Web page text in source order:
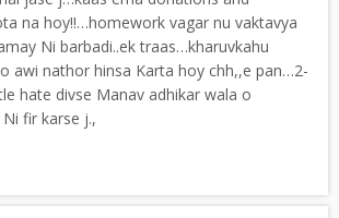
na hoy!!…homework vagar nu vaktavya
Ni barbadi..ek traas…kharuvkahu
awi nathor hinsa Karta hoy chh,,e pan…2-
hate divse Manav adhikar wala o
fir karse j.,